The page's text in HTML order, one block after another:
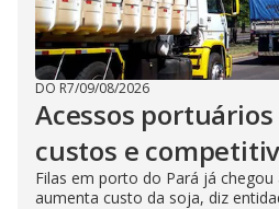
DO R7/09/08/2026
Acessos
custos e
Filas em porto do Pará já
aumenta custo da soja, diz